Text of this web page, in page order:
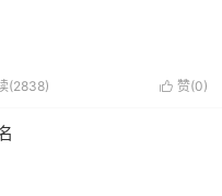
(2838)  赞(0)